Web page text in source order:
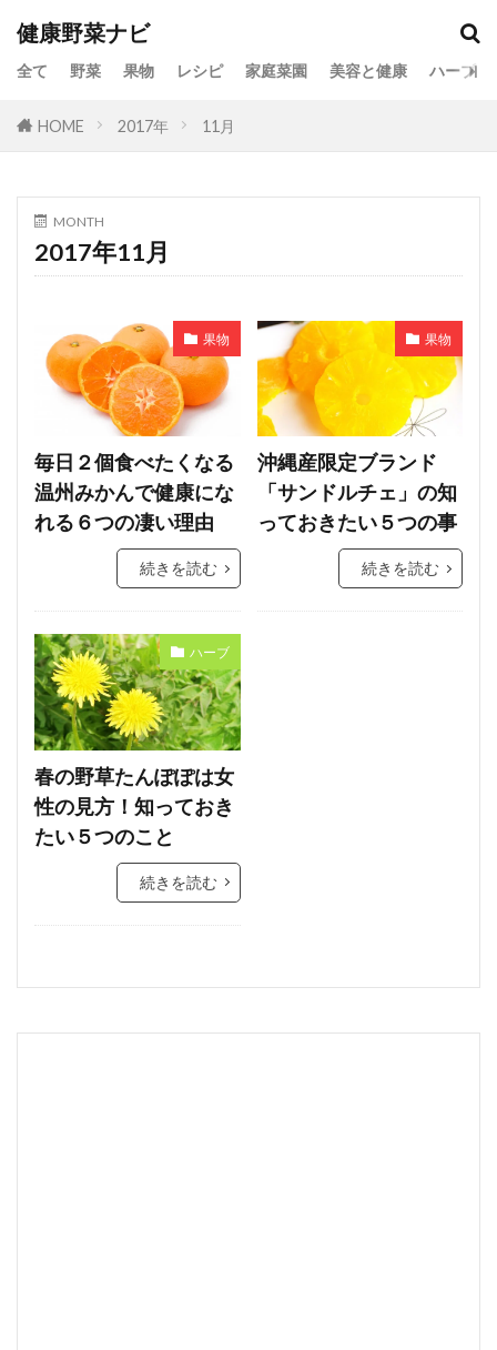
健康野菜ナビ
全て 野菜 果物 レシピ 家庭菜園 美容と健康 ハーブ
HOME 2017年 11月
MONTH
2017年11月
果物
毎日２個食べたくなる
温州みかんで健康にな
れる６つの凄い理由
続きを読む
果物
沖縄産限定ブランド
「サンドルチェ」の知
っておきたい５つの事
続きを読む
ハーブ
春の野草たんぽぽは女
性の見方！知っておき
たい５つのこと
続きを読む